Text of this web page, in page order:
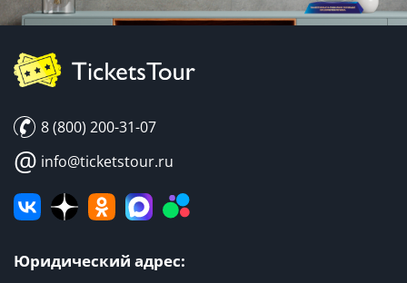
8 (800) 200-31-07
@ info@ticketstour.ru
Юридический адрес: